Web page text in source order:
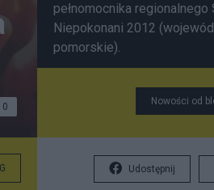
0
pełnomocnika
Niepokonani 2012
Uwaga. Wszelkie
zastrzeżone do treści notek
udostępnianie treści
dokumentu źródłowego ZA
Nowości od
Udostępnij